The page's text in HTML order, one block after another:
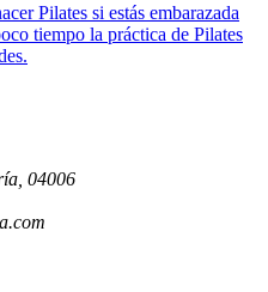
Pilates si estás embarazada
tiempo la práctica de Pilates
04006